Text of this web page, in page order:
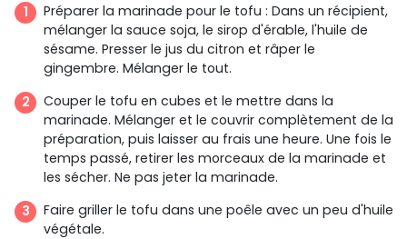
Préparer la marinade pour le tofu : Dans un récipient,
mélanger la sauce soja, le sirop d'érable, l'huile de
sésame. Presser le jus du citron et râper le
gingembre. Mélanger le tout.
Couper le tofu en cubes et le mettre dans la
marinade. Mélanger et le couvrir complètement de la
préparation, puis laisser au frais une heure. Une fois le
temps passé, retirer les morceaux de la marinade et
les sécher. Ne pas jeter la marinade.
Faire griller le tofu dans une poêle avec un peu d'huile
végétale.